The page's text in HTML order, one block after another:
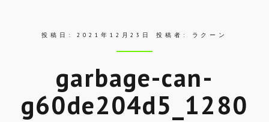
投稿日:2021年12月23日 投稿者: ラクーン
garbage-can-
g60de204d5_1280